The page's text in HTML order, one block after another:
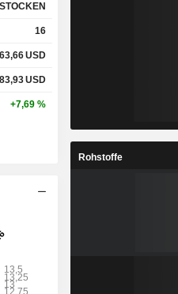
16
USD
USD
+7,69 %
Rohstoffe